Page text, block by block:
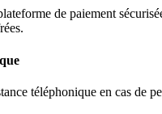
de paiement
téléphonique en cas de